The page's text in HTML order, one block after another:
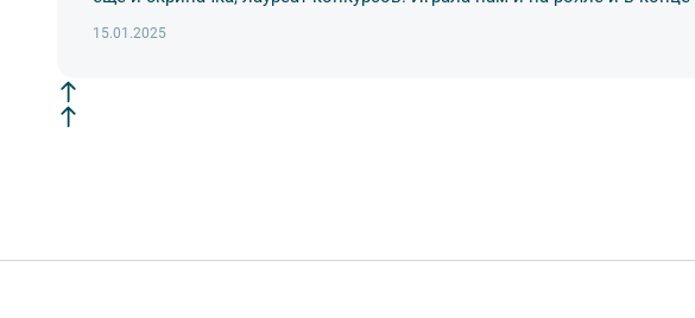
интерьеры могут быть недоступны по решению руководства объекта.
15.01.2025